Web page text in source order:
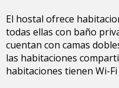
El hostal ofrece
todas ellas con baño
cuentan con camas
las habitaciones
habitaciones tienen Wi-